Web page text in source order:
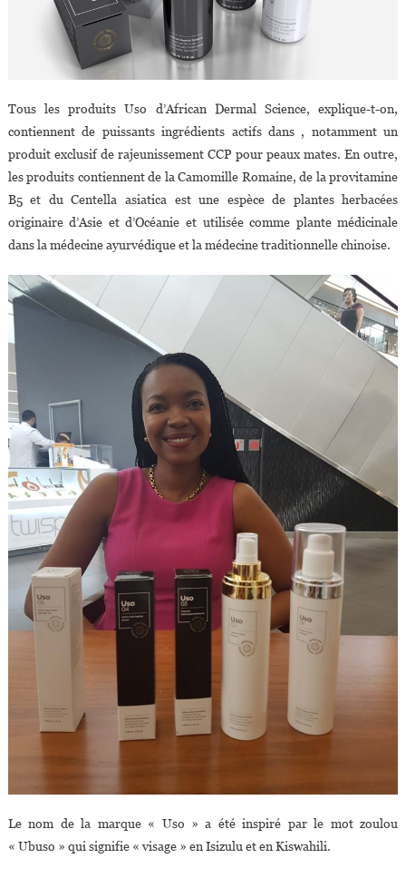
Tous les produits Uso d’African Dermal Science, explique-t-on,
contiennent de puissants ingrédients actifs dans , notamment un
produit exclusif de rajeunissement CCP pour peaux mates. En outre,
les produits contiennent de la Camomille Romaine, de la provitamine
B5 et du Centella asiatica est une espèce de plantes herbacées
originaire d’Asie et d’Océanie et utilisée comme plante médicinale
dans la médecine ayurvédique et la médecine traditionnelle chinoise.
Le nom de la marque « Uso » a été inspiré par le mot zoulou
« Ubuso » qui signifie « visage » en Isizulu et en Kiswahili.